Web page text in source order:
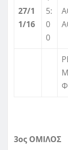
27/1
1/16
5:
0
0
3ος ΟΜΙΛΟΣ